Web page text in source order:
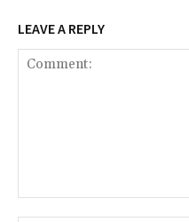
LEAVE A REPLY